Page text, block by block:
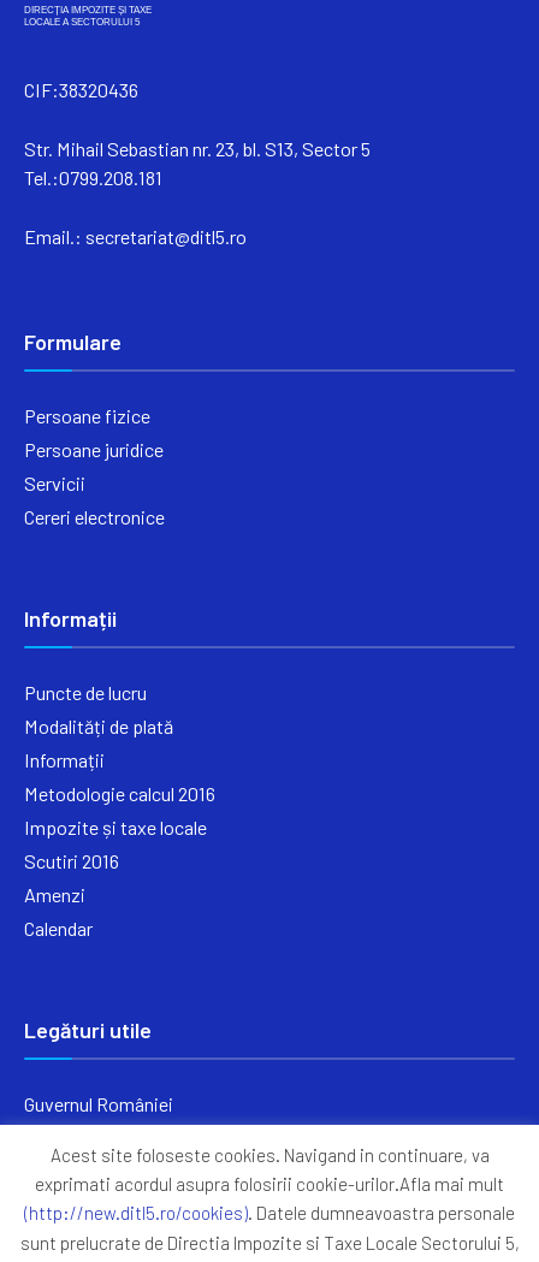
CIF:38320436
Str. Mihail Sebastian nr. 23, bl. S13, Sector 5
Tel.:0799.208.181
Email.: secretariat@ditl5.ro
Formulare
Persoane fizice
Persoane juridice
Servicii
Cereri electronice
Informații
Puncte de lucru
Modalități de plată
Informații
Metodologie calcul 2016
Impozite și taxe locale
Scutiri 2016
Amenzi
Calendar
Legături utile
Guvernul României
Primăria Sectorul 5
ANAF
Acest site foloseste cookies. Navigand in continuare, va
exprimati acordul asupra folosirii cookie-urilor.Afla mai mult
(http://new.ditl5.ro/cookies). Datele dumneavoastra personale
sunt prelucrate de Directia Impozite si Taxe Locale Sectorului 5,